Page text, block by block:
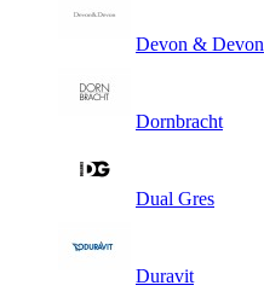
Devon & Devon
Dornbracht
Dual Gres
Duravit